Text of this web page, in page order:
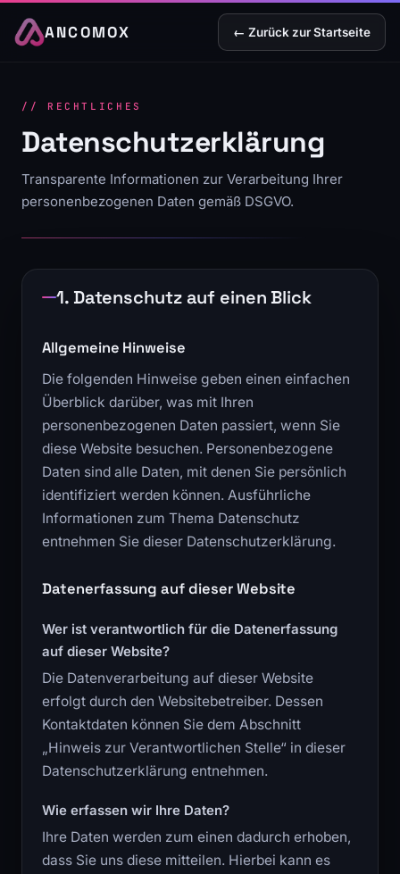
ANCOMOX ← Zurück zur Startseite
// RECHTLICHES
Datenschutzerklärung
Transparente Informationen zur Verarbeitung Ihrer
personenbezogenen Daten gemäß DSGVO.
1. Datenschutz auf einen Blick
Allgemeine Hinweise
Die folgenden Hinweise geben einen einfachen
Überblick darüber, was mit Ihren
personenbezogenen Daten passiert, wenn Sie
diese Website besuchen. Personenbezogene
Daten sind alle Daten, mit denen Sie persönlich
identifiziert werden können. Ausführliche
Informationen zum Thema Datenschutz
entnehmen Sie dieser Datenschutzerklärung.
Datenerfassung auf dieser Website
Wer ist verantwortlich für die Datenerfassung
auf dieser Website?
Die Datenverarbeitung auf dieser Website
erfolgt durch den Websitebetreiber. Dessen
Kontaktdaten können Sie dem Abschnitt
„Hinweis zur Verantwortlichen Stelle“ in dieser
Datenschutzerklärung entnehmen.
Wie erfassen wir Ihre Daten?
Ihre Daten werden zum einen dadurch erhoben,
dass Sie uns diese mitteilen. Hierbei kann es